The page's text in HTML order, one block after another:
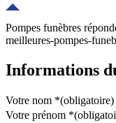
Pompes funèbres
meilleures-pompes-
Informations
Votre nom *(obligatoire)
Votre prénom *